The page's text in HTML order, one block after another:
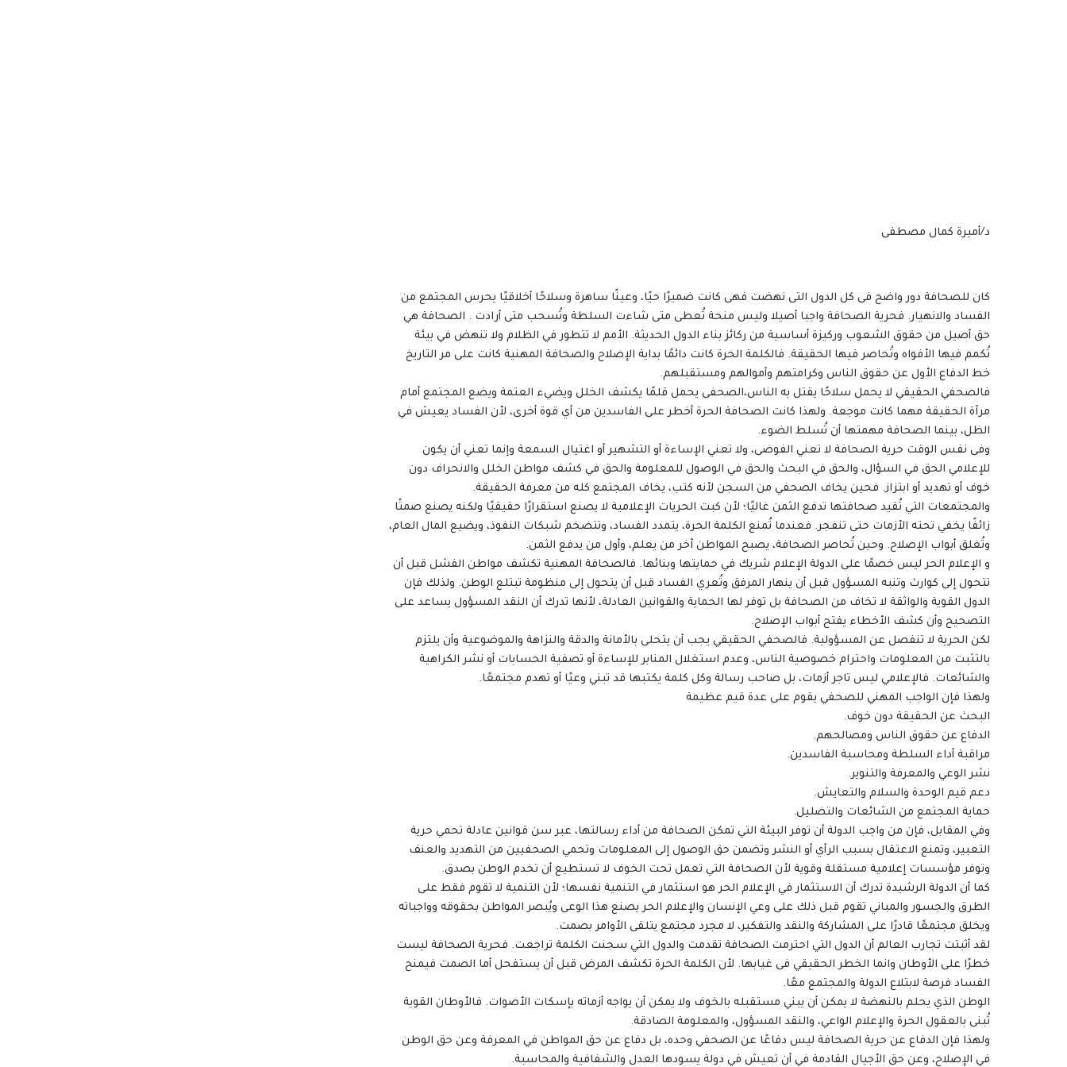
د/أميرة كمال مصطفى️
كان للصحافة دور واضح فى كل الدول التى نهضت فهى كانت ضميرًا حيًا، وعينًا ساهرة وسلاحًا أخلاقيًا يحرس المجتمع من
الفساد والانهيار. فحرية الصحافة واجبا أصيلا وليس منحة تُعطى متى شاءت السلطة وتُسحب متى أرادت . الصحافة هي
حق أصيل من حقوق الشعوب وركيزة أساسية من ركائز بناء الدول الحديثة. الأمم لا تتطور في الظلام ولا تنهض في بيئة
تُكمم فيها الأفواه وتُحاصر فيها الحقيقة. فالكلمة الحرة كانت دائمًا بداية الإصلاح والصحافة المهنية كانت على مر التاريخ
خط الدفاع الأول عن حقوق الناس وكرامتهم وأموالهم ومستقبلهم.
فالصحفي الحقيقي لا يحمل سلاحًا يقتل به الناس،الصحفى يحمل قلمًا يكشف الخلل ويضيء العتمة ويضع المجتمع أمام
مرآة الحقيقة مهما كانت موجعة. ولهذا كانت الصحافة الحرة أخطر على الفاسدين من أي قوة أخرى، لأن الفساد يعيش في
الظل، بينما الصحافة مهمتها أن تُسلط الضوء.
وفى نفس الوقت حرية الصحافة لا تعني الفوضى، ولا تعني الإساءة أو التشهير أو اغتيال السمعة وإنما تعني أن يكون
للإعلامي الحق في السؤال، والحق في البحث والحق في الوصول للمعلومة والحق في كشف مواطن الخلل والانحراف دون
خوف أو تهديد أو ابتزاز. فحين يخاف الصحفي من السجن لأنه كتب، يخاف المجتمع كله من معرفة الحقيقة.
والمجتمعات التي تُقيد صحافتها تدفع الثمن غاليًا؛ لأن كبت الحريات الإعلامية لا يصنع استقرارًا حقيقيًا ولكنه يصنع صمتًا
زائفًا يخفي تحته الأزمات حتى تنفجر. فعندما تُمنع الكلمة الحرة، يتمدد الفساد، وتتضخم شبكات النفوذ، ويضيع المال العام،
وتُغلق أبواب الإصلاح. وحين تُحاصر الصحافة، يصبح المواطن آخر من يعلم، وأول من يدفع الثمن.
و الإعلام الحر ليس خصمًا على الدولة الإعلام شريك في حمايتها وبنائها. فالصحافة المهنية تكشف مواطن الفشل قبل أن
تتحول إلى كوارث وتنبه المسؤول قبل أن ينهار المرفق وتُعري الفساد قبل أن يتحول إلى منظومة تبتلع الوطن. ولذلك فإن
الدول القوية والواثقة لا تخاف من الصحافة بل توفر لها الحماية والقوانين العادلة، لأنها تدرك أن النقد المسؤول يساعد على
التصحيح وأن كشف الأخطاء يفتح أبواب الإصلاح.
لكن الحرية لا تنفصل عن المسؤولية. فالصحفي الحقيقي يجب أن يتحلى بالأمانة والدقة والنزاهة والموضوعية وأن يلتزم
بالتثبت من المعلومات واحترام خصوصية الناس، وعدم استغلال المنابر للإساءة أو تصفية الحسابات أو نشر الكراهية
والشائعات. فالإعلامي ليس تاجر أزمات، بل صاحب رسالة وكل كلمة يكتبها قد تبني وعيًا أو تهدم مجتمعًا.
ولهذا فإن الواجب المهني للصحفي يقوم على عدة قيم عظيمة
البحث عن الحقيقة دون خوف.
الدفاع عن حقوق الناس ومصالحهم.
مراقبة أداء السلطة ومحاسبة الفاسدين.
نشر الوعي والمعرفة والتنوير.
دعم قيم الوحدة والسلام والتعايش.
حماية المجتمع من الشائعات والتضليل.
وفي المقابل، فإن من واجب الدولة أن توفر البيئة التي تمكن الصحافة من أداء رسالتها، عبر سن قوانين عادلة تحمي حرية
التعبير، وتمنع الاعتقال بسبب الرأي أو النشر وتضمن حق الوصول إلى المعلومات وتحمي الصحفيين من التهديد والعنف
وتوفر مؤسسات إعلامية مستقلة وقوية لأن الصحافة التي تعمل تحت الخوف لا تستطيع أن تخدم الوطن بصدق.
كما أن الدولة الرشيدة تدرك أن الاستثمار في الإعلام الحر هو استثمار في التنمية نفسها؛ لأن التنمية لا تقوم فقط على
الطرق والجسور والمباني تقوم قبل ذلك على وعي الإنسان والإعلام الحر يصنع هذا الوعى ويُبصر المواطن بحقوقه وواجباته
ويخلق مجتمعًا قادرًا على المشاركة والنقد والتفكير، لا مجرد مجتمع يتلقى الأوامر بصمت.
لقد أثبتت تجارب العالم أن الدول التي احترمت الصحافة تقدمت والدول التي سجنت الكلمة تراجعت. فحرية الصحافة ليست
خطرًا على الأوطان وانما الخطر الحقيقي فى غيابها. لأن الكلمة الحرة تكشف المرض قبل أن يستفحل أما الصمت فيمنح
الفساد فرصة لابتلاع الدولة والمجتمع معًا.
الوطن الذي يحلم بالنهضة لا يمكن أن يبني مستقبله بالخوف ولا يمكن أن يواجه أزماته بإسكات الأصوات. فالأوطان القوية
تُبنى بالعقول الحرة والإعلام الواعي، والنقد المسؤول، والمعلومة الصادقة.
ولهذا فإن الدفاع عن حرية الصحافة ليس دفاعًا عن الصحفي وحده، بل دفاع عن حق المواطن في المعرفة وعن حق الوطن
في الإصلاح، وعن حق الأجيال القادمة في أن تعيش في دولة يسودها العدل والشفافية والمحاسبة.